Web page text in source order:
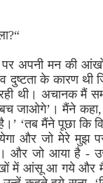
पर अपनी मन की
दुष्टता के कारण
रही थी। अचानक
जाओगे’। मैंने
है।’ ‘तब मैंने पूछा
और जो मेरे मुझ पर
और जो आया है -
में आंसू आ गये और